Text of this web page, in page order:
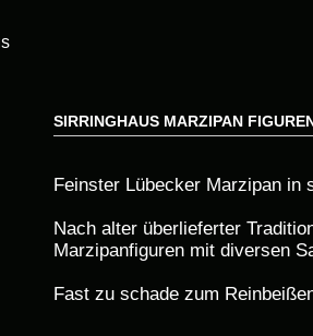
SIRRINGHAUS MARZIPAN
Feinster Lübecker Marzipan in
Nach alter überlieferter
Marzipanfiguren mit diversen
Fast zu schade zum